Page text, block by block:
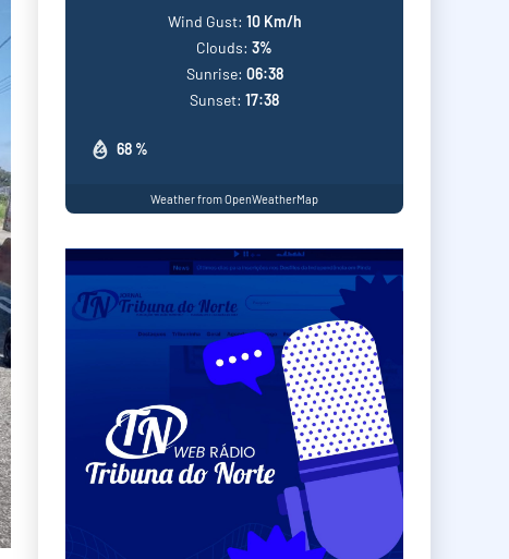
68 %
Wind Gust: 10 Km/h
Clouds: 3%
Sunrise: 06:38
Sunset: 17:38
Weather from OpenWeatherMap